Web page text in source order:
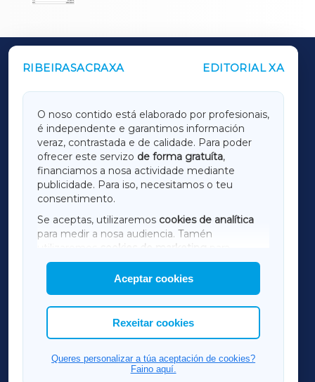
RIBEIRASACRAXA EDITORIAL XA
O noso contido está elaborado por profesionais,
é independente e garantimos información
veraz, contrastada e de calidade. Para poder
ofrecer este servizo de forma gratuíta,
financiamos a nosa actividade mediante
publicidade. Para iso, necesitamos o teu
consentimento.
Se aceptas, utilizaremos cookies de analítica
para medir a nosa audiencia. Tamén
utilizaremos
cookies de marketing
mostrar publicidade de terceiros.
Así mesmo, podes personalizar a elección das
cookies que desexas permitir.
Aceptar cookies
Rexeitar cookies
Queres personalizar a túa aceptación de cookies?
Faino aquí.
OUTROS PERIÓDICOS
LUGOXA
TERRACHAXA
AMARIÑAXA
RIBEIRASACRAXA
ACORUÑAXA
FERROLXA